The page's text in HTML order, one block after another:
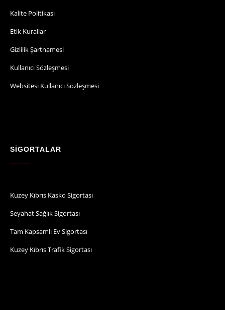
Kalite Politikası
Etik Kurallar
Gizlilik Şartnamesi
Kullanıcı Sözleşmesi
Websitesi Kullanıcı Sözleşmesi
SİGORTALAR
Kuzey Kıbrıs Kasko Sigortası
Seyahat Sağlık Sigortası
Tam Kapsamlı Ev Sigortası
Kuzey Kıbrıs Trafik Sigortası